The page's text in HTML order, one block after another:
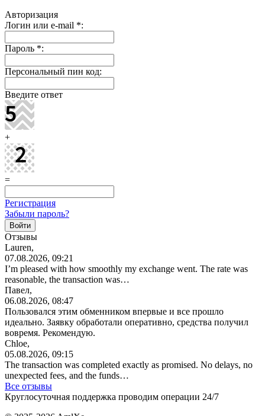
Авторизация
Логин или e-mail *:
Пароль *:
Персональный пин код:
Введите ответ
+
=
Регистрация
Забыли пароль?
Отзывы
Lauren,
07.08.2026, 09:21
I’m pleased with how smoothly my exchange went. The rate was
reasonable, the transaction was…
Павел,
06.08.2026, 08:47
Пользовался этим обменником впервые и все прошло
идеально. Заявку обработали оперативно, средства получил
вовремя. Рекомендую.
Chloe,
05.08.2026, 09:15
The transaction was completed exactly as promised. No delays, no
unexpected fees, and the funds…
Все отзывы
Круглосуточная поддержка проводим операции 24/7